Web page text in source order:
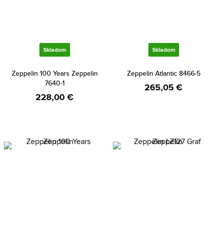
Skladom
Zeppelin 100 Years Zeppelin
7640-1
228,00 €
Skladom
Zeppelin Atlantic 8466-5
265,05 €